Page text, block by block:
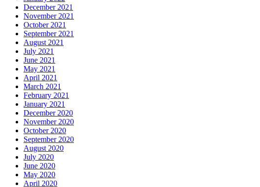
December 2021
November 2021
October 2021
September 2021
August 2021
July 2021
June 2021
May 2021
April 2021
March 2021
February 2021
January 2021
December 2020
November 2020
October 2020
September 2020
August 2020
July 2020
June 2020
May 2020
April 2020